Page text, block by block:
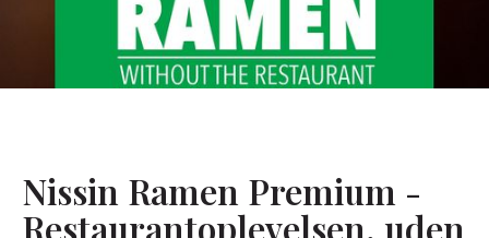
Nissin Ramen Premium -
Restaurantoplevelsen, uden